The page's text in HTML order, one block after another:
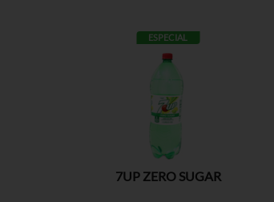
ESPECIAL
7UP ZERO SUGAR